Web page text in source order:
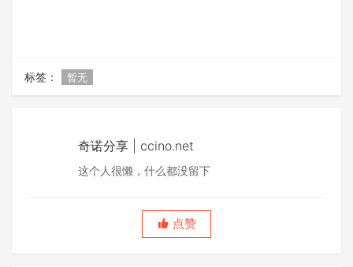
标签： 暂无
奇诺分享 | ccino.net
这个人很懒，什么都没留下
点赞